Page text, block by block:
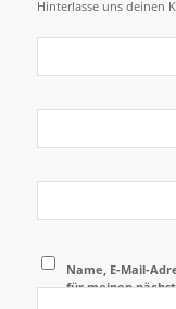
Hinterlasse uns deinen
Name, E-Mail-
für meinen